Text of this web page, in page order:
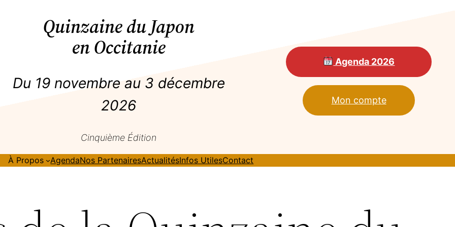
Quinzaine du Japon
en Occitanie
Du 19 novembre au 3 décembre
2026
Cinquième Édition
Agenda 2026
Mon compte
À Propos AgendaNos PartenairesActualitésInfos UtilesContact